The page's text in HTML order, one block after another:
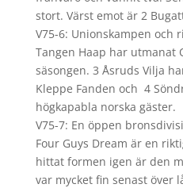
stort. Värst emot är 2
V75-6: Unionskampen
Tangen Haap har utmanat
säsongen. 3 Åsruds Vilja
Kleppe Fanden och 4
högkapabla norska gäster.
V75-7: En öppen
Four Guys Dream är en
hittat formen igen är den
var mycket fin senast över